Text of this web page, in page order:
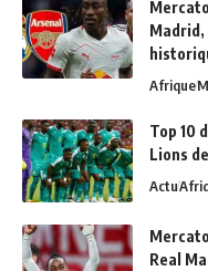
Afrique
Top 10
Lions
Actu
Real